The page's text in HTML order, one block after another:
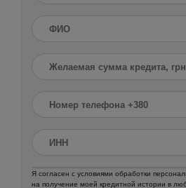
Я согласен с условиями обработки
на получение моей кредитной истории в